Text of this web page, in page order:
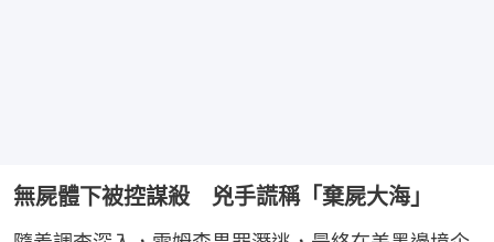
無屍體下被控謀殺 兇手謊稱「棄屍大海」